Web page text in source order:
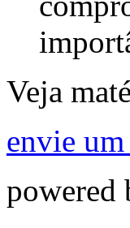
Veja
envie
powered